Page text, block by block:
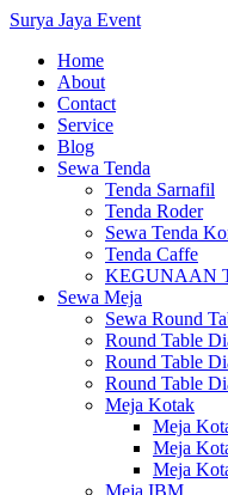
Surya Jaya Event
Home
About
Contact
Service
Blog
Sewa Tenda
Tenda Sarnafil
Tenda Roder
Sewa Tenda
Tenda Caffe
KEGUNAAN
Sewa Meja
Sewa Round
Round Table
Round Table
Round Table
Meja Kotak
Meja
Meja
Meja
Meja IBM